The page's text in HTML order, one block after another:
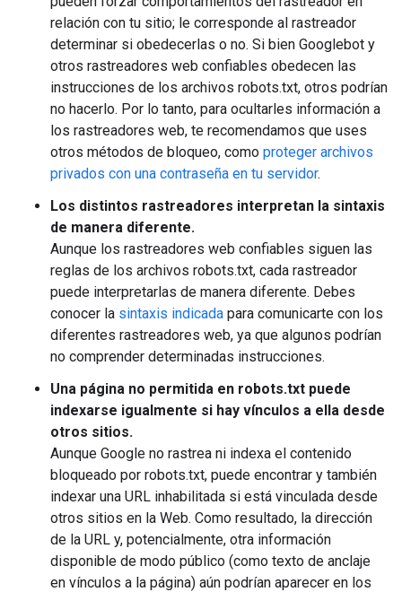
relación con tu sitio; le corresponde al rastreador
determinar si obedecerlas o no. Si bien Googlebot y
otros rastreadores web confiables obedecen las
instrucciones de los archivos robots.txt, otros podrían
no hacerlo. Por lo tanto, para ocultarles información a
los rastreadores web, te recomendamos que uses
otros métodos de bloqueo, como proteger archivos
privados con una contraseña en tu servidor.
Los distintos rastreadores interpretan la sintaxis
de manera diferente.
Aunque los rastreadores web confiables siguen las
reglas de los archivos robots.txt, cada rastreador
puede interpretarlas de manera diferente. Debes
conocer la sintaxis indicada para comunicarte con los
diferentes rastreadores web, ya que algunos podrían
no comprender determinadas instrucciones.
Una página no permitida en robots.txt puede
indexarse igualmente si hay vínculos a ella desde
otros sitios.
Aunque Google no rastrea ni indexa el contenido
bloqueado por robots.txt, puede encontrar y también
indexar una URL inhabilitada si está vinculada desde
otros sitios en la Web. Como resultado, la dirección
de la URL y, potencialmente, otra información
disponible de modo público (como texto de anclaje
en vínculos a la página) aún podrían aparecer en los